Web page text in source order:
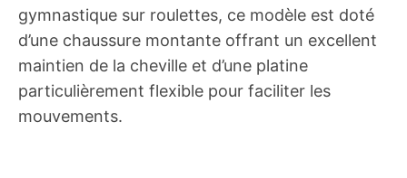
gymnastique sur roulettes, ce modèle est doté
d’une chaussure montante offrant un excellent
maintien de la cheville et d’une platine
particulièrement flexible pour faciliter les
mouvements.